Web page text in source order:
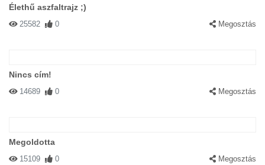
Élethű aszfaltrajz ;)
25582 0 Megosztás
Nincs cím!
14689 0 Megosztás
Megoldotta
15109 0 Megosztás